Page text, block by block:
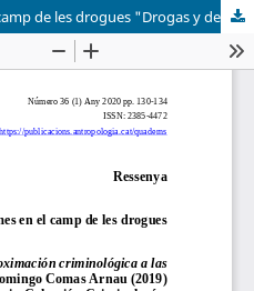
Cap a nous paradigmes en el camp de les drogues "Drogas y delitos: aproximación criminológica a las sustancias psicoactivas". Domingo Comas Arnau (2019)